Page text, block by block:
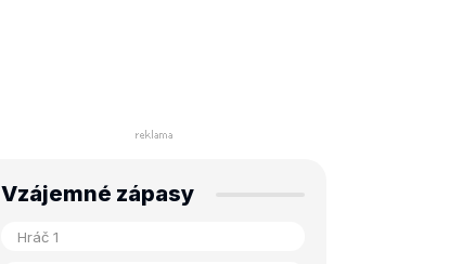
Vzájemné zápasy